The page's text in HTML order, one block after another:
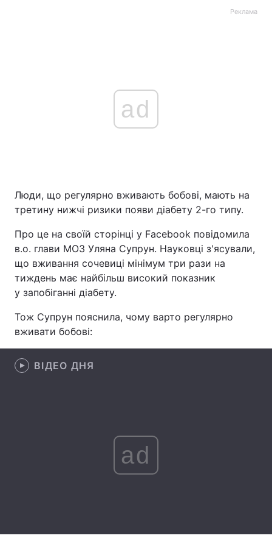
Головна Війна
Україна Політика
Економіка Світ
Спорт
Техно і зв'язок Лайт
Здоров'я
Реклама
ad
Люди, що регулярно вживають бобові, мають на
третину нижчі ризики появи діабету 2-го типу.
Про це на своїй сторінці у Facebook повідомила
в.о. глави МОЗ Уляна Супрун. Науковці з'ясували,
що вживання сочевиці мінімум три рази на
тиждень має найбільш високий показник
у запобіганні діабету.
Тож Супрун пояснила, чому варто регулярно
вживати бобові:
ВІДЕО ДНЯ
ad